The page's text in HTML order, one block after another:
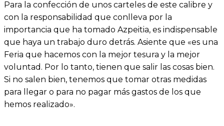
Para la confección de unos carteles de este calibre y
con la responsabilidad que conlleva por la
importancia que ha tomado Azpeitia, es indispensable
que haya un trabajo duro detrás. Asiente que «es una
Feria que hacemos con la mejor tesura y la mejor
voluntad. Por lo tanto, tienen que salir las cosas bien.
Si no salen bien, tenemos que tomar otras medidas
para llegar o para no pagar más gastos de los que
hemos realizado».